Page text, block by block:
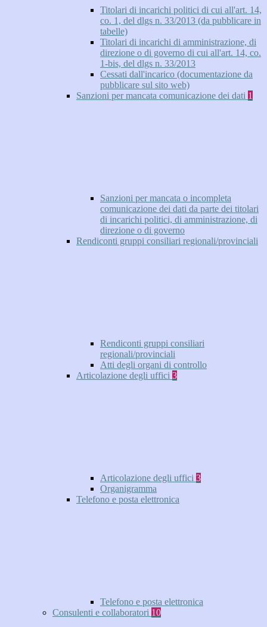
Titolari di incarichi politici di cui all'art. 14,
co. 1, del dlgs n. 33/2013 (da pubblicare in
tabelle)
Titolari di incarichi di amministrazione, di
direzione o di governo di cui all'art. 14, co.
1-bis, del dlgs n. 33/2013
Cessati dall'incarico (documentazione da
pubblicare sul sito web)
Sanzioni per mancata comunicazione dei dati 1
Sanzioni per mancata o incompleta
comunicazione dei dati da parte dei titolari
di incarichi politici, di amministrazione, di
direzione o di governo
Rendiconti gruppi consiliari regionali/provinciali
Rendiconti gruppi consiliari
regionali/provinciali
Atti degli organi di controllo
Articolazione degli uffici 3
Articolazione degli uffici 3
Organigramma
Telefono e posta elettronica
Telefono e posta elettronica
Consulenti e collaboratori 10